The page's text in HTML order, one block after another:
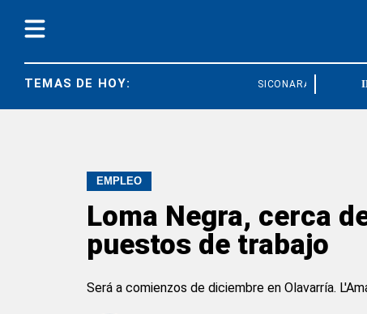
TEMAS DE HOY: SICONARA
EMPLEO
Loma Negra, cerca
puestos de trabajo
Será a comienzos de diciembre en Olavarría.